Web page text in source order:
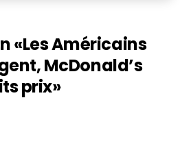
«Les Américains
McDonald’s
prix»